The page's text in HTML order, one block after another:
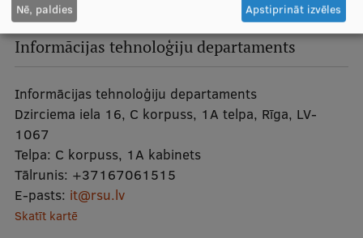
Dati par 2025. gadu
Suvenīri un grāmatas
Mūžizglītība
Ētikas un līdztiesības mācības
Atvērtā universitāte
Informācijas tehnoloģiju departaments
Informācijas tehnoloģiju departaments
Dzirciema iela 16, C korpuss, 1A telpa, Rīga, LV-
1067
Telpa: C korpuss, 1A kabinets
Tālrunis: +37167061515
E-pasts: it@rsu.lv
Skatīt kartē
Nē, paldies Apstiprināt izvēles